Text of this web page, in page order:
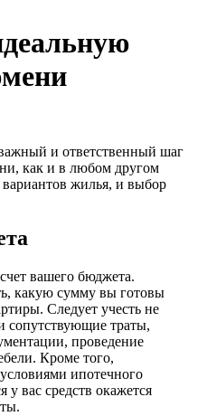
и ответственный шаг
как и в любом другом
жилья, и выбор
вашего бюджета.
какую сумму вы готовы
Следует учесть не
сопутствующие траты,
проведение
Кроме того,
ипотечного
вас средств окажется